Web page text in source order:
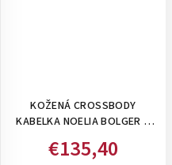
KOŽENÁ CROSSBODY
KABELKA NOELIA BOLGER S
PERFOROVANÝM VZOROM-
€135,40